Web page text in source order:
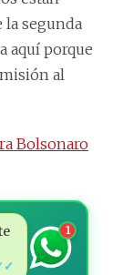
la segunda
aquí porque
al
Bolsonaro
1